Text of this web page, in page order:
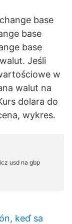
base
base
base
Jeśli
w
walut na
dolara do
wykres.
keď sa